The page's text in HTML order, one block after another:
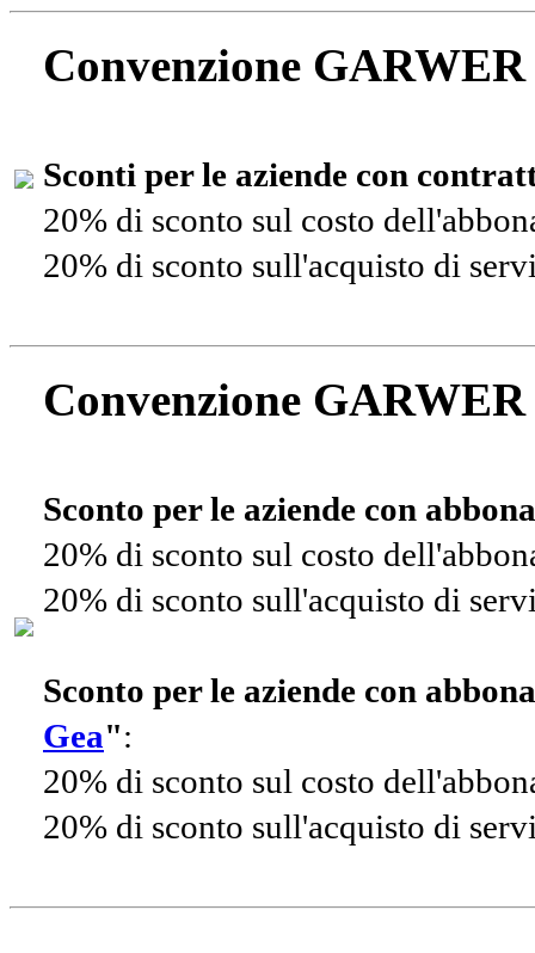
Convenzione
Sconti per le aziende con
20% di sconto sul costo
20% di sconto sull'acquisto di
Convenzione
Sconto per le aziende con
20% di sconto sul costo
20% di sconto sull'acquisto di
Sconto per le aziende con
Gea":
20% di sconto sul costo
20% di sconto sull'acquisto di